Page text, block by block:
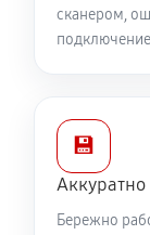
сканером,
💾
Бережно